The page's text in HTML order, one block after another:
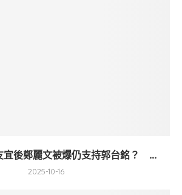
宜後鄭麗文被爆仍支持郭台銘？ ...
2025-10-16